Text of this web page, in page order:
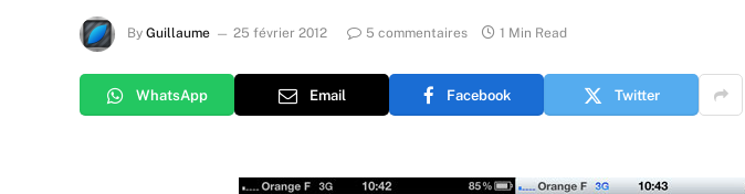
By Guillaume 25 février 2012 5 commentaires 1 Min Read
WhatsApp Email Facebook Twitter